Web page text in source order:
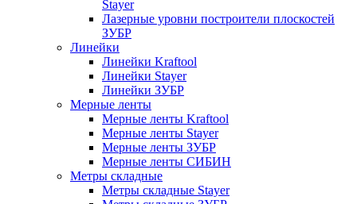
Stayer
Лазерные уровни построители плоскостей
ЗУБР
Линейки
Линейки Kraftool
Линейки Stayer
Линейки ЗУБР
Мерные ленты
Мерные ленты Kraftool
Мерные ленты Stayer
Мерные ленты ЗУБР
Мерные ленты СИБИН
Метры складные
Метры складные Stayer